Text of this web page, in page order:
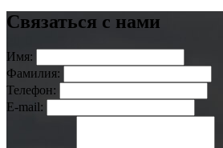
Связаться с нами
Имя:
Фамилия:
Телефон:
E-mail: